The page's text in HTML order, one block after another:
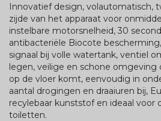
Innovatief design, volautomatisch,
zijde van het apparaat voor
instelbare motorsnelheid, 30
antibacteriële Biocote
signaal bij volle watertank, ventiel
legen, veilige en schone
op de vloer komt, eenvoudig in
aantal drogingen en draaiuren bij,
recylebaar kunststof en ideaal voor
toiletten.